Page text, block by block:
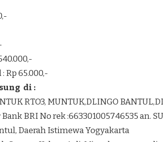
Rp 65.000,-
di :
RTO3, MUNTUK,DLINGO
BRI No rek :663301005746535 an.
Daerah Istimewa Yogyakarta